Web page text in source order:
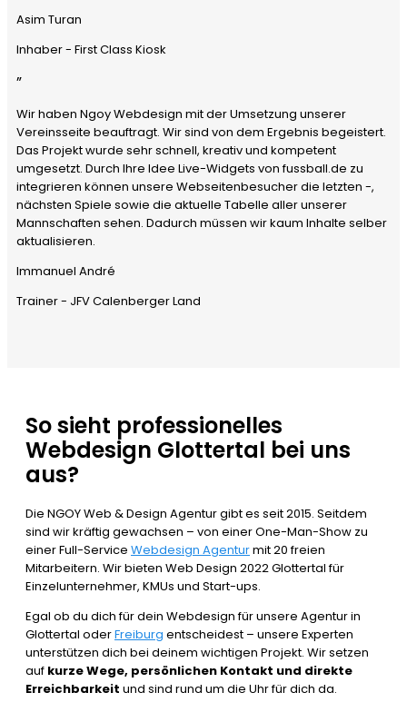
Asim Turan
Inhaber - First Class Kiosk
”
Wir haben Ngoy Webdesign mit der Umsetzung unserer
Vereinsseite beauftragt. Wir sind von dem Ergebnis begeistert.
Das Projekt wurde sehr schnell, kreativ und kompetent
umgesetzt. Durch Ihre Idee Live-Widgets von fussball.de zu
integrieren können unsere Webseitenbesucher die letzten -,
nächsten Spiele sowie die aktuelle Tabelle aller unserer
Mannschaften sehen. Dadurch müssen wir kaum Inhalte selber
aktualisieren.
Immanuel André
Trainer - JFV Calenberger Land
So sieht professionelles
Webdesign Glottertal bei uns
aus?
Die NGOY Web & Design Agentur gibt es seit 2015. Seitdem
sind wir kräftig gewachsen – von einer One-Man-Show zu
einer Full-Service Webdesign Agenturmit 20 freien
Mitarbeitern. Wir bieten Web Design 2022 Glottertal für
Einzelunternehmer, KMUs und Start-ups.
Egal ob du dich für dein Webdesign für unsere Agentur in
Glottertal oderFreiburg entscheidest – unsere Experten
unterstützen dich bei deinem wichtigen Projekt. Wir setzen
auf kurze Wege, persönlichen Kontakt und direkte
Erreichbarkeit und sind rund um die Uhr für dich da.